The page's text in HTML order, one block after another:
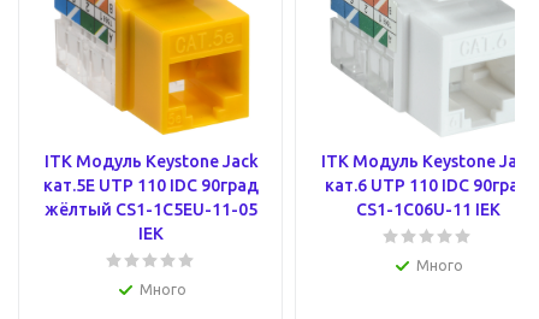
ITK Модуль Keystone Jack
кат.5E UTP 110 IDC 90град
жёлтый CS1-1C5EU-11-05
IEK
Много
ITK Модуль Keystone Jack
кат.6 UTP 110 IDC 90град
CS1-1C06U-11 IEK
Много